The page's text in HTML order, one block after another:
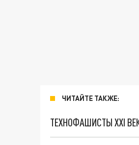
ЧИТАЙТЕ ТАКЖЕ:
ТЕХНОФАШИСТЫ XXI